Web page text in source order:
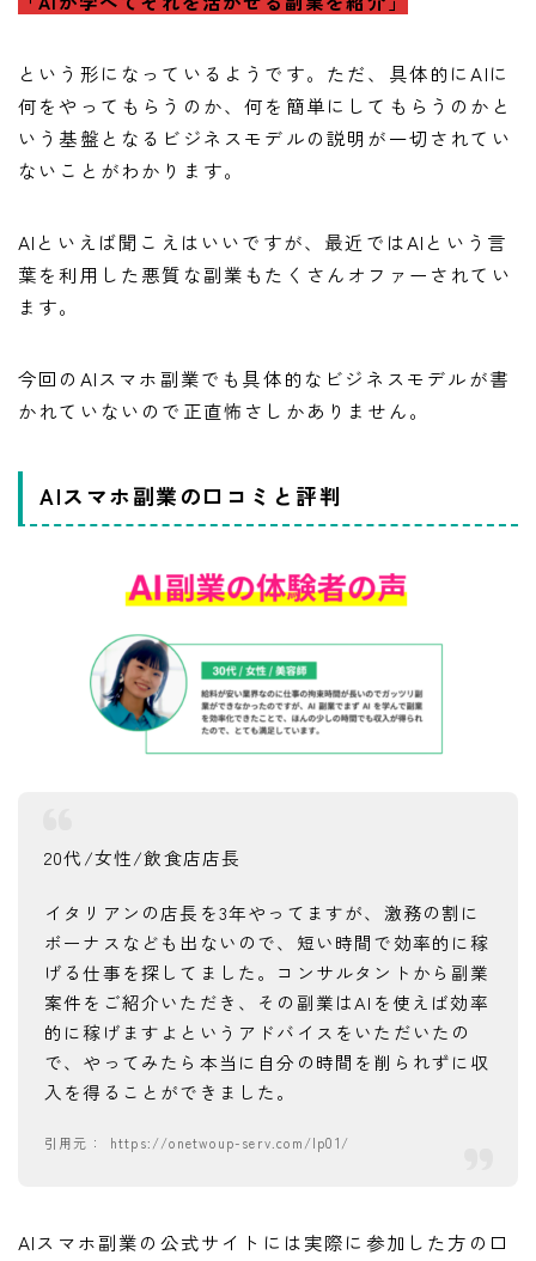
という形になっているようです。ただ、具体的にAIに
何をやってもらうのか、何を簡単にしてもらうのかと
いう基盤となるビジネスモデルの説明が一切されてい
ないことがわかります。
AIといえば聞こえはいいですが、最近ではAIという言
葉を利用した悪質な副業もたくさんオファーされてい
ます。
今回のAIスマホ副業でも具体的なビジネスモデルが書
かれていないので正直怖さしかありません。
AIスマホ副業の口コミと評判
20代/女性/飲食店店長
イタリアンの店長を3年やってますが、激務の割に
ボーナスなども出ないので、短い時間で効率的に稼
げる仕事を探してました。コンサルタントから副業
案件をご紹介いただき、その副業はAIを使えば効率
的に稼げますよというアドバイスをいただいたの
で、やってみたら本当に自分の時間を削られずに収
入を得ることができました。
https://onetwoup-serv.com/lp01/
AIスマホ副業の公式サイトには実際に参加した方の口